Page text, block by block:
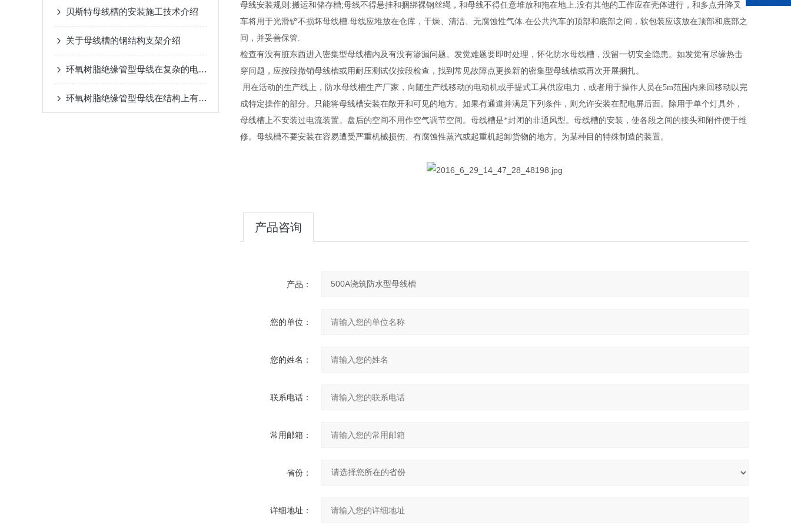
贝斯特母线槽的安装施工技术介绍
关于母线槽的钢结构支架介绍
环氧树脂绝缘管型母线在复杂的电网环境中优势突出
环氧树脂绝缘管型母线在结构上有以下特别之处
母线安装规则:搬运和储存槽;母线不得悬挂和捆绑裸钢丝绳，和母线不得任意堆放和拖在地上.没有其他的工作应在壳体进行，和多点升降叉
车将用于光滑铲不损坏母线槽.母线应堆放在仓库，干燥、清洁、无腐蚀性气体.在公共汽车的顶部和底部之间，软包装应该放在顶部和底部之
间，并妥善保管.
检查有没有脏东西进入密集型母线槽内及有没有渗漏问题。发觉难题要即时处理，怀化防水母线槽，没留一切安全隐患。如发觉有尽缘热击
穿问题，应按段撤销母线槽或用耐压测试仪按段检查，找到常见故障点更换新的密集型母线槽或再次开展捆扎。
用在活动的生产线上，防水母线槽生产厂家，向随生产线移动的电动机或手提式工具供应电力，或者用于操作人员在5m范围内来回移动以完
成特定操作的部分。只能将母线槽安装在敞开和可见的地方。如果有通道并满足下列条件，则允许安装在配电屏后面。除用于单个灯具外，
母线槽上不安装过电流装置。盘后的空间不用作空气调节空间。母线槽是*封闭的非通风型。母线槽的安装，使各段之间的接头和附件便于维
修。母线槽不要安装在容易遭受严重机械损伤、有腐蚀性蒸汽或起重机起卸货物的地方。为某种目的特殊制造的装置。
产品咨询
产品：
您的单位：
您的姓名：
联系电话：
常用邮箱：
省份：
详细地址：